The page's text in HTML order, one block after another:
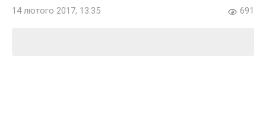
14 лютого 2017, 13:35 691